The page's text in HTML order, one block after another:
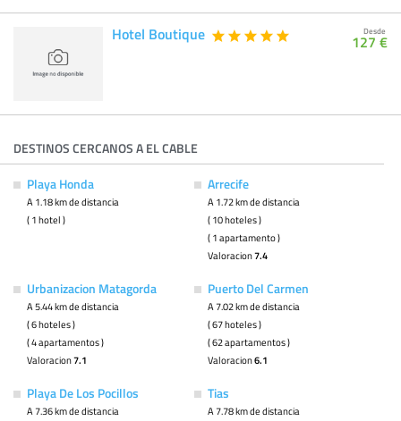
Hotel Boutique Desde
127 €
DESTINOS CERCANOS A EL CABLE
Playa Honda
A 1.18 km de distancia
( 1 hotel )
Arrecife
A 1.72 km de distancia
( 10 hoteles )
( 1 apartamento )
Valoracion7.4
Urbanizacion Matagorda
A 5.44 km de distancia
( 6 hoteles )
( 4 apartamentos )
Valoracion7.1
Puerto Del Carmen
A 7.02 km de distancia
( 67 hoteles )
( 62 apartamentos )
Valoracion6.1
Playa De Los Pocillos
A 7.36 km de distancia
Tias
A 7.78 km de distancia